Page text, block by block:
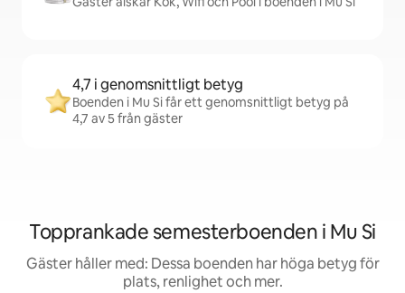
4,7 i genomsnittligt betyg
Boenden i Mu Si får ett genomsnittligt betyg på
4,7 av 5 från gäster
Topprankade semesterboenden i Mu Si
Gäster håller med: Dessa boenden har höga betyg för
plats, renlighet och mer.